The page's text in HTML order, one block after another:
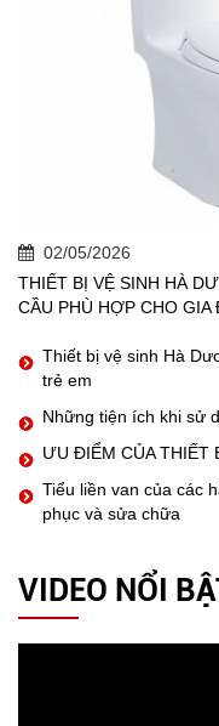
02/05/2026
THIẾT BỊ VỆ SINH HÀ
CẦU PHÙ HỢP CHO GIA
Thiết bị vệ sinh Hà
trẻ em
Những tiện ích khi sử
ƯU ĐIỂM CỦA THIẾT
Tiểu liền van của các
phục và sửa chữa
VIDEO NỔI